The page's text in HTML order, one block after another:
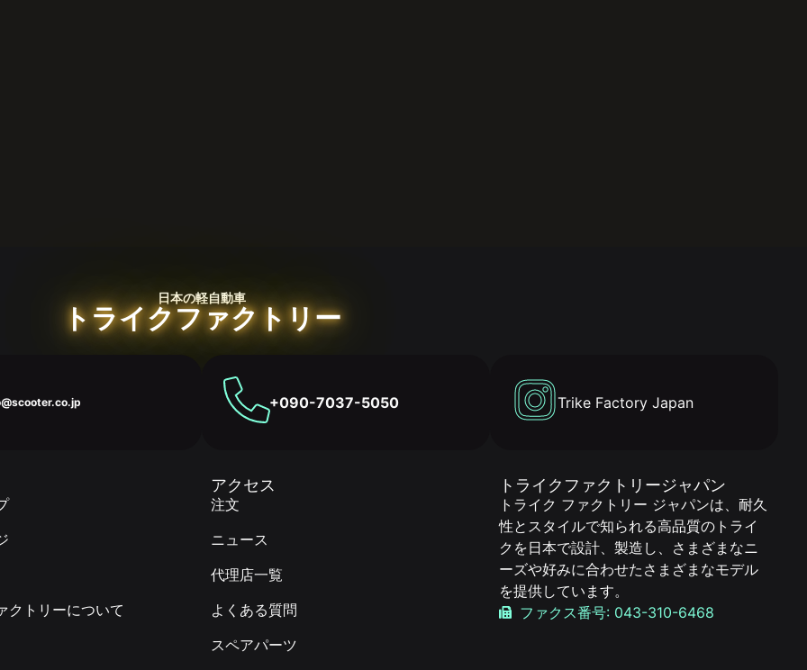
日本の軽自動車
トライクファクトリー
+090-7037-5050 Trike Factory Japan
クトリーについて
アクセス
注文
ニュース
代理店一覧
よくある質問
スペアパーツ
トライクファクトリージャパン
トライク ファクトリー ジャパンは、耐久
性とスタイルで知られる高品質のトライ
クを日本で設計、製造し、さまざまなニ
ーズや好みに合わせたさまざまなモデル
を提供しています。
ファクス番号: 043-310-6468